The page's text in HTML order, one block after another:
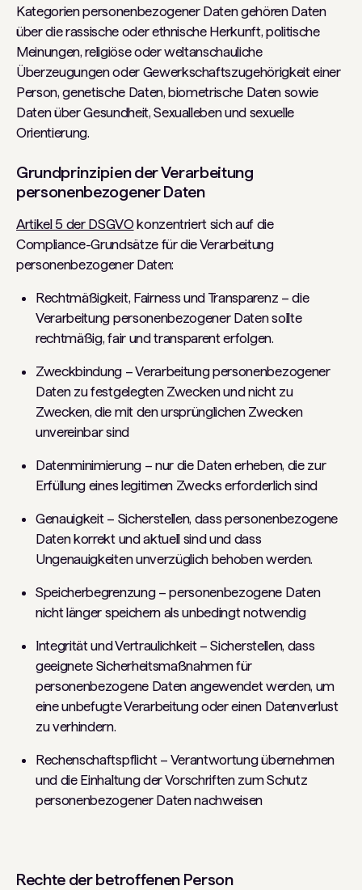
Kategorien personenbezogener Daten gehören Daten
über die rassische oder ethnische Herkunft, politische
Meinungen, religiöse oder weltanschauliche
Überzeugungen oder Gewerkschaftszugehörigkeit einer
Person, genetische Daten, biometrische Daten sowie
Daten über Gesundheit, Sexualleben und sexuelle
Orientierung.
Grundprinzipien der Verarbeitung
personenbezogener Daten
Artikel 5 der DSGVO konzentriert sich auf die
Compliance-Grundsätze für die Verarbeitung
personenbezogener Daten:
Rechtmäßigkeit, Fairness und Transparenz – die
Verarbeitung personenbezogener Daten sollte
rechtmäßig, fair und transparent erfolgen.
Zweckbindung – Verarbeitung personenbezogener
Daten zu festgelegten Zwecken und nicht zu
Zwecken, die mit den ursprünglichen Zwecken
unvereinbar sind
Datenminimierung – nur die Daten erheben, die zur
Erfüllung eines legitimen Zwecks erforderlich sind
Genauigkeit – Sicherstellen, dass personenbezogene
Daten korrekt und aktuell sind und dass
Ungenauigkeiten unverzüglich behoben werden.
Speicherbegrenzung – personenbezogene Daten
nicht länger speichern als unbedingt notwendig
Integrität und Vertraulichkeit – Sicherstellen, dass
geeignete Sicherheitsmaßnahmen für
personenbezogene Daten angewendet werden, um
eine unbefugte Verarbeitung oder einen Datenverlust
zu verhindern.
Rechenschaftspflicht – Verantwortung übernehmen
und die Einhaltung der Vorschriften zum Schutz
personenbezogener Daten nachweisen
Rechte der betroffenen Person